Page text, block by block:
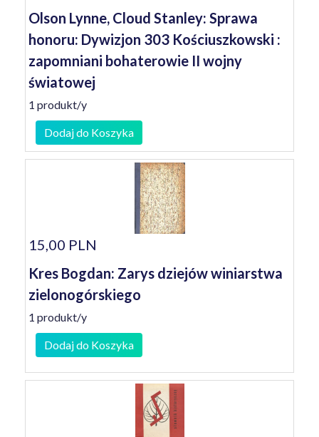
Olson Lynne, Cloud Stanley: Sprawa
honoru: Dywizjon 303 Kościuszkowski :
zapomniani bohaterowie II wojny
światowej
1 produkt/y
Dodaj do Koszyka
15,00 PLN
Kres Bogdan: Zarys dziejów winiarstwa
zielonogórskiego
1 produkt/y
Dodaj do Koszyka